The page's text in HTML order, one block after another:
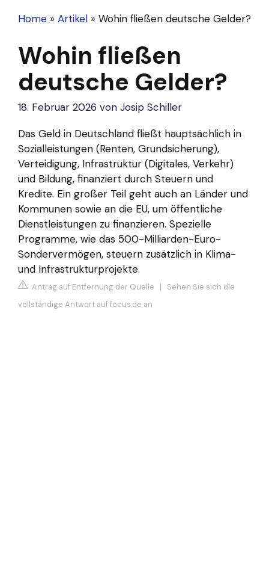
Home » Artikel » Wohin fließen deutsche Gelder?
Wohin fließen
deutsche Gelder?
18. Februar 2026 von Josip Schiller
Das Geld in Deutschland fließt hauptsächlich in
Sozialleistungen (Renten, Grundsicherung),
Verteidigung, Infrastruktur (Digitales, Verkehr)
und Bildung, finanziert durch Steuern und
Kredite. Ein großer Teil geht auch an Länder und
Kommunen sowie an die EU, um öffentliche
Dienstleistungen zu finanzieren. Spezielle
Programme, wie das 500-Milliarden-Euro-
Sondervermögen, steuern zusätzlich in Klima-
und Infrastrukturprojekte.
Antrag auf Entfernung der Quelle | Sehen Sie sich die
vollständige Antwort auf focus.de an